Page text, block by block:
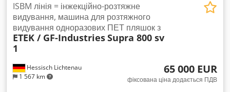
Hessisch Lichtenau
1 567 km
ISBM лінія = інжекційно-розтяжне
видування, машина для розтяжного
видування одноразових ПЕТ пляшок з
ETEK / GF-IndustriesSupra 800 sv
1
65 000 EUR
фіксована ціна додається ПДВ